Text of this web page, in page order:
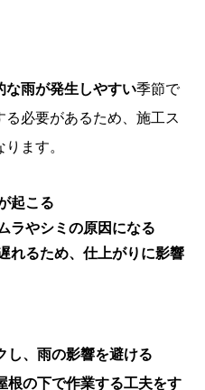
な雨が発生しやすい季節で
必要があるため、施工ス
ます。
起こる
ラやシミの原因になる
れるため、仕上がりに影響
し、雨の影響を避ける
根の下で作業する工夫をす